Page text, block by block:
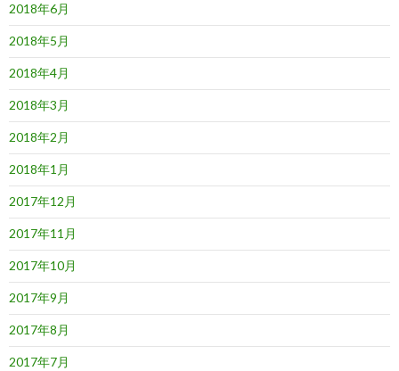
2018年6月
2018年5月
2018年4月
2018年3月
2018年2月
2018年1月
2017年12月
2017年11月
2017年10月
2017年9月
2017年8月
2017年7月